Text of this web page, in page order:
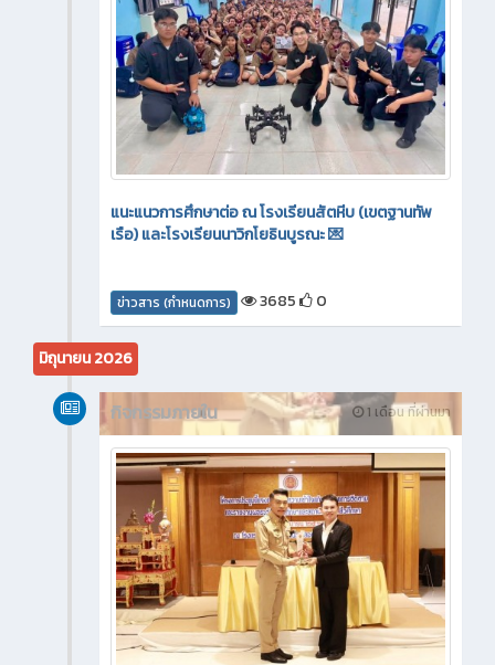
แนะแนวการศึกษาต่อ ณ โรงเรียนสัตหีบ (เขตฐานทัพ
เรือ) และโรงเรียนนาวิกโยธินบูรณะ 💌
ข่าวสาร (กำหนดการ) 3685 0
มิถุนายน 2026
1 เดือน ที่ผ่านมา
กิจกรรมภายใน